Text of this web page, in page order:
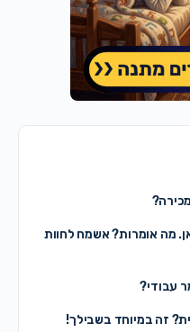
מה אומרות? אשמח לחוות
עבודי?
זה במיוחד בשבילך!